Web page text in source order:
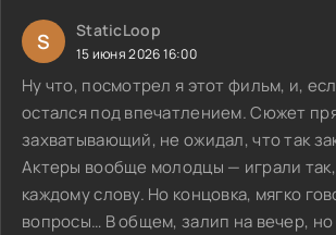
S StaticLoop
15 июня 2026 16:00
Ну что, посмотрел я этот фильм, и,
остался под впечатлением. Сюжет
захватывающий, не ожидал, что так
Актеры вообще молодцы — играли
каждому слову. Но концовка, мягко
вопросы… В общем, залип на вечер,